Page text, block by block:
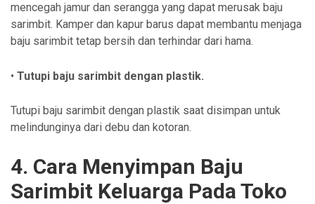
mencegah jamur dan serangga yang dapat merusak baju
sarimbit. Kamper dan kapur barus dapat membantu menjaga
baju sarimbit tetap bersih dan terhindar dari hama.
• Tutupi baju sarimbit dengan plastik.
Tutupi baju sarimbit dengan plastik saat disimpan untuk
melindunginya dari debu dan kotoran.
4. Cara Menyimpan Baju
Sarimbit Keluarga Pada Toko